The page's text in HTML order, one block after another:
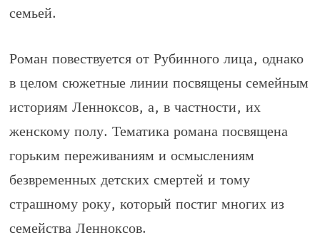
семьей.
Роман повествуется от Рубинного лица, однако
в целом сюжетные линии посвящены семейным
историям Ленноксов, а, в частности, их
женскому полу. Тематика романа посвящена
горьким переживаниям и осмыслениям
безвременных детских смертей и тому
страшному року, который постиг многих из
семейства Ленноксов.